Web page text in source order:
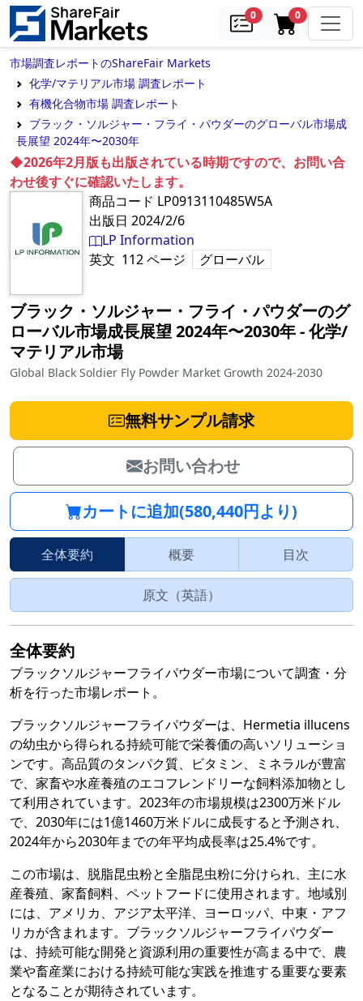
0samples0in cart
市場調査レポートのShareFair Markets
化学/マテリアル市場 調査レポート
有機化合物市場 調査レポート
ブラック・ソルジャー・フライ・パウダーのグローバル市場成
長展望 2024年〜2030年
◆2026年2月版も出版されている時期ですので、お問い合
わせ後すぐに確認いたします。
商品コード LP0913110485W5A
出版日 2024/2/6
LP Information
英文 112ページ グローバル
ブラック・ソルジャー・フライ・パウダーのグ
ローバル市場成長展望 2024年〜2030年‐化学/
マテリアル市場
Global Black Soldier Fly Powder Market Growth 2024-2030
無料サンプル請求
お問い合わせ
カートに追加(580,440円より)
全体要約 概要 目次
原文（英語）
全体要約
ブラックソルジャーフライパウダー市場について調査・分
析を行った市場レポート。
ブラックソルジャーフライパウダーは、Hermetia illucens
の幼虫から得られる持続可能で栄養価の高いソリューショ
ンです。高品質のタンパク質、ビタミン、ミネラルが豊富
で、家畜や水産養殖のエコフレンドリーな飼料添加物とし
て利用されています。2023年の市場規模は2300万米ドル
で、2030年には1億1460万米ドルに成長すると予測され、
2024年から2030年までの年平均成長率は25.4%です。
この市場は、脱脂昆虫粉と全脂昆虫粉に分けられ、主に水
産養殖、家畜飼料、ペットフードに使用されます。地域別
には、アメリカ、アジア太平洋、ヨーロッパ、中東・アフ
リカが含まれます。ブラックソルジャーフライパウダー
は、持続可能な開発と資源利用の重要性が高まる中で、農
業や畜産業における持続可能な実践を推進する重要な要素
となることが期待されています。